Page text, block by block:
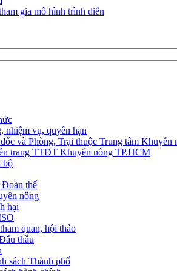
gia mô hình trình diễn
nhiệm vụ, quyền hạn
và Phòng, Trại thuộc Trung tâm Khuyến
trang TTĐT Khuyến nông TP.HCM
bộ
Đoàn thể
nông
hại
quan, hội thảo
thầu
sách Thành phố